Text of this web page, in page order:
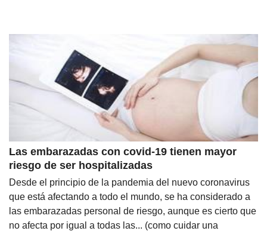
Las embarazadas con covid-19 tienen mayor
riesgo de ser hospitalizadas
Desde el principio de la pandemia del nuevo coronavirus
que está afectando a todo el mundo, se ha considerado a
las embarazadas personal de riesgo, aunque es cierto que
no afecta por igual a todas las... (como cuidar una